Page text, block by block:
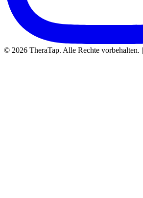
© 2026 TheraTap. Alle Rechte vorbehalten. |